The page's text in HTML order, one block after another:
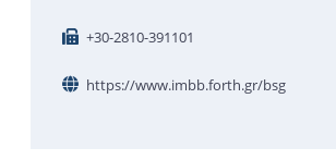
+30-2810-391101
https://www.imbb.forth.gr/bsg